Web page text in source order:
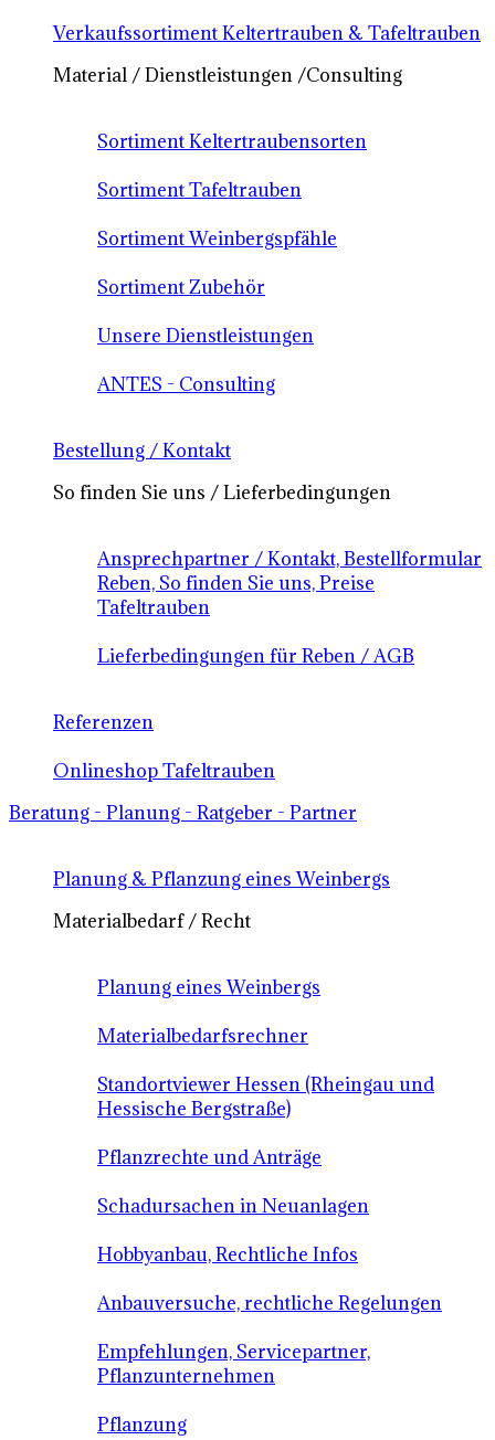
Verkaufssortiment Keltertrauben & Tafeltrauben
Material / Dienstleistungen /Consulting
Sortiment Keltertraubensorten
Sortiment Tafeltrauben
Sortiment Weinbergspfähle
Sortiment Zubehör
Unsere Dienstleistungen
ANTES - Consulting
Bestellung / Kontakt
So finden Sie uns / Lieferbedingungen
Ansprechpartner / Kontakt, Bestellformular
Reben, So finden Sie uns, Preise
Tafeltrauben
Lieferbedingungen für Reben / AGB
Referenzen
Onlineshop Tafeltrauben
Beratung - Planung - Ratgeber - Partner
Planung & Pflanzung eines Weinbergs
Materialbedarf / Recht
Planung eines Weinbergs
Materialbedarfsrechner
Standortviewer Hessen (Rheingau und
Hessische Bergstraße)
Pflanzrechte und Anträge
Schadursachen in Neuanlagen
Hobbyanbau, Rechtliche Infos
Anbauversuche, rechtliche Regelungen
Empfehlungen, Servicepartner,
Pflanzunternehmen
Pflanzung